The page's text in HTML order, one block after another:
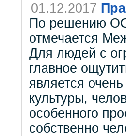
01.12.2017
По решению
отмечается
Для людей с
главное
является
культуры,
особенного
собственно